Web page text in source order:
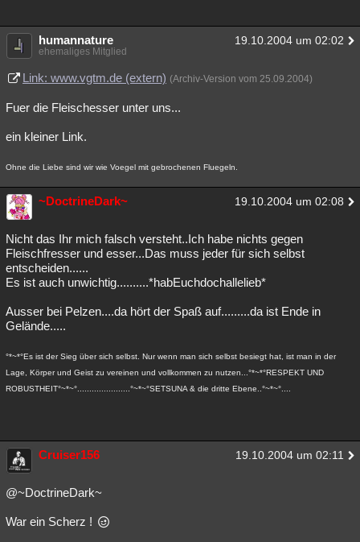
humannature 19.10.2004 um 02:02
ehemaliges Mitglied
Link: www.vgtm.de (extern) (Archiv-Version vom 25.09.2004)
Fuer die Fleischesser unter uns...
ein kleiner Link.
Ohne die Liebe sind wir wie Voegel mit gebrochenen Fluegeln.
~DoctrineDark~ 19.10.2004 um 02:08
Nicht das Ihr mich falsch versteht..Ich habe nichts gegen
Fleischfresser und esser...Das muss jeder für sich selbst
entscheiden......
Es ist auch unwichtig..........*habEuchdochallelieb*
Ausser bei Pelzen....da hört der Spaß auf.........da ist Ende in
Gelände.....
°*~*°Es ist der Sieg über sich selbst. Nur wenn man sich selbst besiegt hat, ist man in der
Lage, Körper und Geist zu vereinen und vollkommen zu nutzen...°*~*°RESPEKT UND
ROBUSTHEIT°~*~°......................°~*~°SETSUNA & die dritte Ebene..°~*~°....
Cruiser156 19.10.2004 um 02:11
@~DoctrineDark~
War ein Scherz !